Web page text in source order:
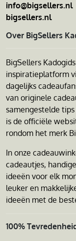
info@bigsellers.nl
bigsellers.nl
Over BigSellers
BigSellers
inspiratieplatform
dagelijks
van originele
samengestelde
is de officiële
rondom het merk
In onze
cadeautjes,
ideeën voor elk
leuker en
ideeën met de
100%